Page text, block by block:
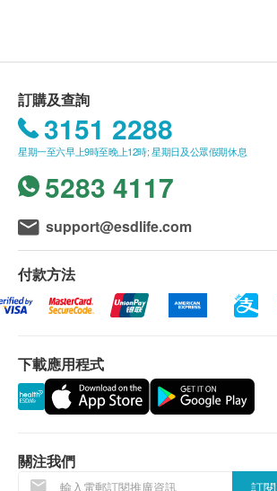
訂購及查詢
3151 2288
星期一至六早上9時至晚上12時; 星期日及公眾假期休息
5283 4117
support@esdlife.com
付款方法
下載應用程式
關注我們